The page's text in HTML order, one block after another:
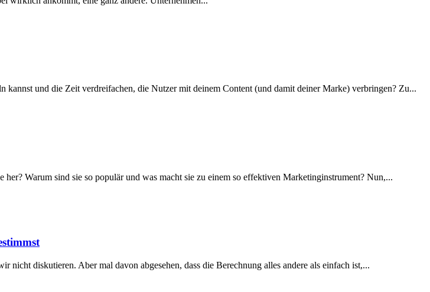
und die Zeit verdreifachen, die Nutzer mit deinem Content (und damit deiner Marke) verbringen? Zu...
Warum sind sie so populär und was macht sie zu einem so effektiven Marketinginstrument? Nun,...
diskutieren. Aber mal davon abgesehen, dass die Berechnung alles andere als einfach ist,...